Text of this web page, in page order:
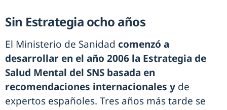
Sin Estrategia ocho años
El Ministerio de Sanidad comenzó a
desarrollar en el año 2006 la Estrategia de
Salud Mental del SNS basada en
recomendaciones internacionales y de
expertos españoles. Tres años más tarde se